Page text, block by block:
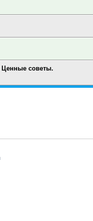
Ценные советы.